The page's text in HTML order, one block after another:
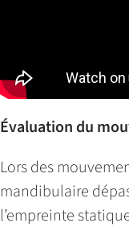
Évaluation du
Lors des
mandibulaire
l’empreinte